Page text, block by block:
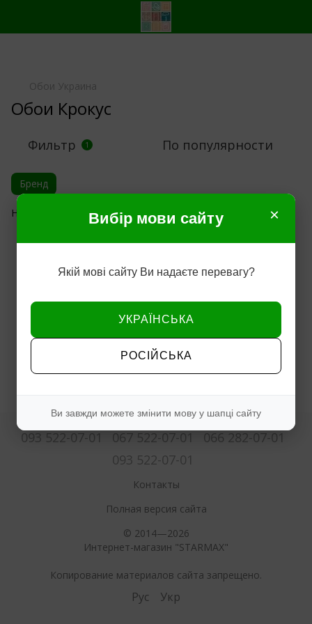
Обои Украина
Обои Крокус
Фильтр 1 По популярности
Бренд
Нет товаров
093 522-07-01 067 522-07-01
066 282-07-01
093 522-07-01
Контакты
Полная версия сайта
© 2014—2026
Интернет-магазин "STARMAX"
Копирование материалов сайта запрещено.
Рус Укр
Вибір мови сайту ×
Якій мові сайту Ви надаєте перевагу?
УКРАЇНСЬКА
РОСІЙСЬКА
Ви завжди можете змінити мову у шапці сайту